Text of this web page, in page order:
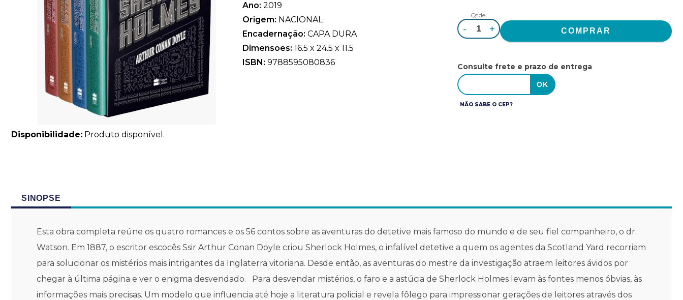
Disponibilidade: Produto disponível.
Ano: 2019
Origem: NACIONAL
Encadernação: CAPA DURA
Dimensões: 16.5 x 24.5 x 11.5
ISBN: 9788595080836
Qtde.
- +
Consulte frete e prazo de entrega
NÃO SABE O CEP?
SINOPSE
Esta obra completa reúne os quatro romances e os 56 contos sobre as aventuras do detetive mais famoso do mundo e de seu fiel companheiro, o dr.
Watson. Em 1887, o escritor escocês Ssir Arthur Conan Doyle criou Sherlock Holmes, o infalível detetive a quem os agentes da Scotland Yard recorriam
para solucionar os mistérios mais intrigantes da Inglaterra vitoriana. Desde então, as aventuras do mestre da investigação atraem leitores ávidos por
chegar à última página e ver o enigma desvendado. Para desvendar mistérios, o faro e a astúcia de Sherlock Holmes levam às fontes menos óbvias, às
informações mais precisas. Um modelo que influencia até hoje a literatura policial e revela fôlego para impressionar gerações de leitores através dos